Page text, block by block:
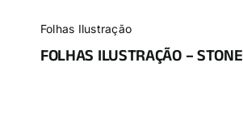
Folhas Ilustração
FOLHAS ILUSTRAÇÃO – STONE